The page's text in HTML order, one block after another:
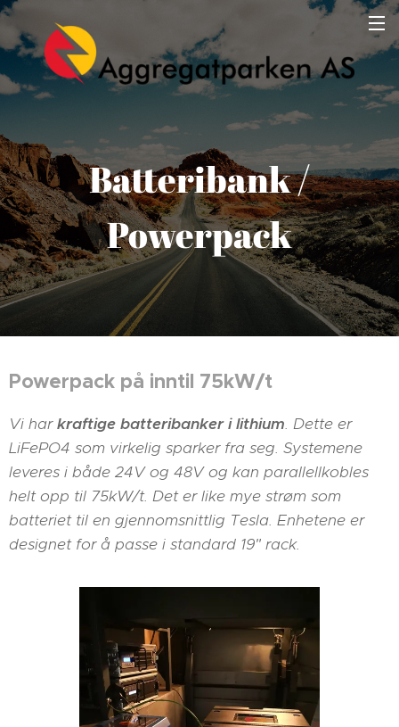
Batteribank /
Powerpack
Powerpack på inntil 75kW/t
Vi harkraftige batteribanker i lithium. Dette er
LiFePO4 som virkelig sparker fra seg. Systemene
leveres i både 24V og 48V og kan parallellkobles
helt opp til 75kW/t. Det er like mye strøm som
batteriet til en gjennomsnittlig Tesla. Enhetene er
designet for å passe i standard 19" rack.